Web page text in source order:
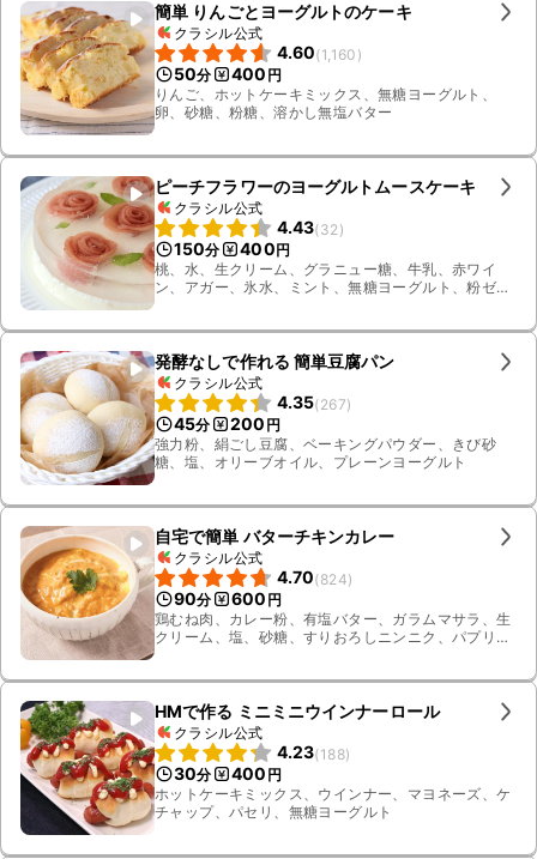
簡単 りんごとヨーグルトのケーキ
クラシル公式
4.60(1,160 )
50分 400 円
りんご、ホットケーキミックス、無糖ヨーグルト、
卵、砂糖、粉糖、溶かし無塩バター
ピーチフラワーのヨーグルトムースケーキ
クラシル公式
4.43(32 )
150分 400円
桃、水、生クリーム、グラニュー糖、牛乳、赤ワイ
ン、アガー、氷水、ミント、無糖ヨーグルト、粉ゼラ
発酵なしで作れる 簡単豆腐パン
クラシル公式
4.35(267)
45分 200 円
強力粉、絹ごし豆腐、ベーキングパウダー、きび砂
糖、塩、オリーブオイル、プレーンヨーグルト
自宅で簡単 バターチキンカレー
クラシル公式
4.70(824)
90分 600 円
鶏むね肉、カレー粉、有塩バター、ガラムマサラ、生
クリーム、塩、砂糖、すりおろしニンニク、パプリカ
HMで作る ミニミニウインナーロール
クラシル公式
4.23(188)
30分 400 円
ホットケーキミックス、ウインナー、マヨネーズ、ケ
チャップ、パセリ、無糖ヨーグルト